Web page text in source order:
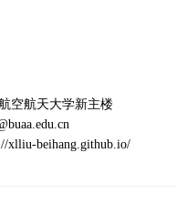
空航天大学新主楼
xlliu-beihang.github.io/